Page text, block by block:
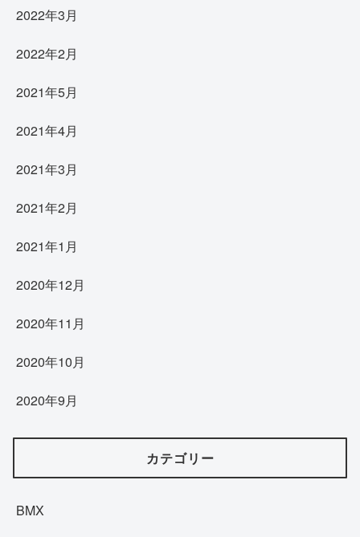
2022年3月
2022年2月
2021年5月
2021年4月
2021年3月
2021年2月
2021年1月
2020年12月
2020年11月
2020年10月
2020年9月
カテゴリー
BMX